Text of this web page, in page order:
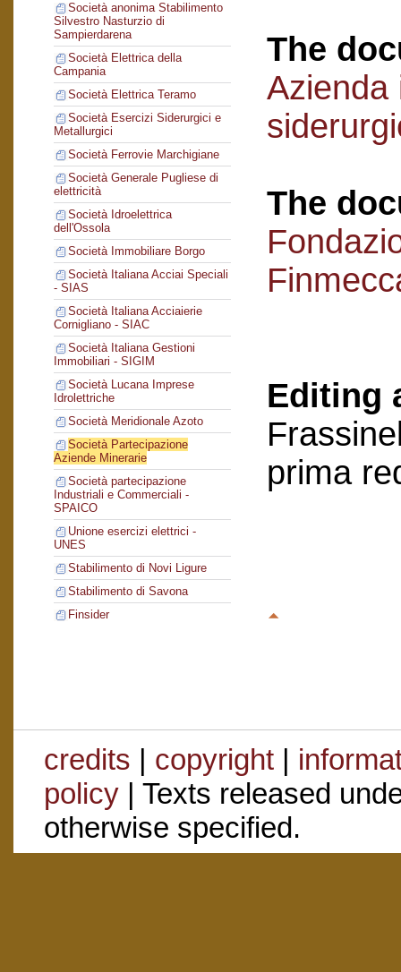
Società anonima Stabilimento
Silvestro Nasturzio di
Sampierdarena
Società Elettrica della
Campania
Società Elettrica Teramo
Società Esercizi Siderurgici e
Metallurgici
Società Ferrovie Marchigiane
Società Generale Pugliese di
elettricità
Società Idroelettrica
dell'Ossola
Società Immobiliare Borgo
Società Italiana Acciai Speciali
- SIAS
Società Italiana Acciaierie
Cornigliano - SIAC
Società Italiana Gestioni
Immobiliari - SIGIM
Società Lucana Imprese
Idrolettriche
Società Meridionale Azoto
Società Partecipazione
Aziende Minerarie
Società partecipazione
Industriali e Commerciali -
SPAICO
Unione esercizi elettrici -
UNES
Stabilimento di Novi Ligure
Stabilimento di Savona
Finsider
The
Azienda
The
Editing
prima
credits | copyright|
policy| Texts released
otherwise specified.